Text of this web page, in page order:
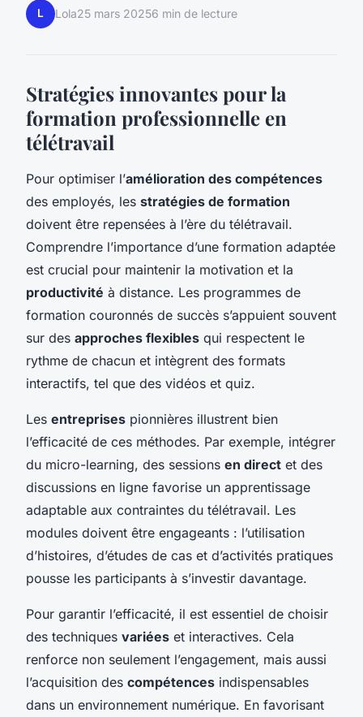
L Lola25 mars 20256 min de lecture
Stratégies innovantes pour la
formation professionnelle en
télétravail
Pour optimiser l’amélioration des compétences
des employés, les stratégies de formation
doivent être repensées à l’ère du télétravail.
Comprendre l’importance d’une formation adaptée
est crucial pour maintenir la motivation et la
productivité à distance. Les programmes de
formation couronnés de succès s’appuient souvent
sur des approches flexibles qui respectent le
rythme de chacun et intègrent des formats
interactifs, tel que des vidéos et quiz.
Les entreprises pionnières illustrent bien
l’efficacité de ces méthodes. Par exemple, intégrer
du micro-learning, des sessions en direct et des
discussions en ligne favorise un apprentissage
adaptable aux contraintes du télétravail. Les
modules doivent être engageants : l’utilisation
d’histoires, d’études de cas et d’activités pratiques
pousse les participants à s’investir davantage.
Pour garantir l’efficacité, il est essentiel de choisir
des techniques variées et interactives. Cela
renforce non seulement l’engagement, mais aussi
l’acquisition des compétences indispensables
dans un environnement numérique. En favorisant